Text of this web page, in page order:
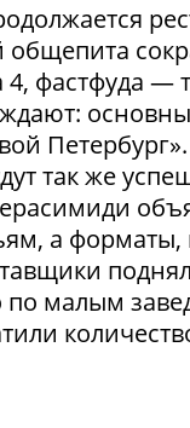
общепита
фастфуда —
так же
а
малым